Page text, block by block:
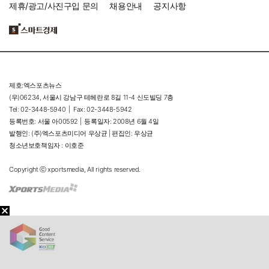
제휴/광고/사진구입 문의
채용안내 공지사항
제호:엑스포츠뉴스
(우)06234, 서울시 강남구 테헤란로 8길 11-4 신도빌딩 7층
Tel: 02-3448-5940 |
Fax: 02-3448-5942
등록번호: 서울 아00592 |
등록일자: 2008년 6월 4일
발행인: (주)엑스포츠미디어 우상균 | 편집인: 우상균
청소년보호책임자 : 이호준
Copyright ⓒ xportsmedia, All rights reserved.